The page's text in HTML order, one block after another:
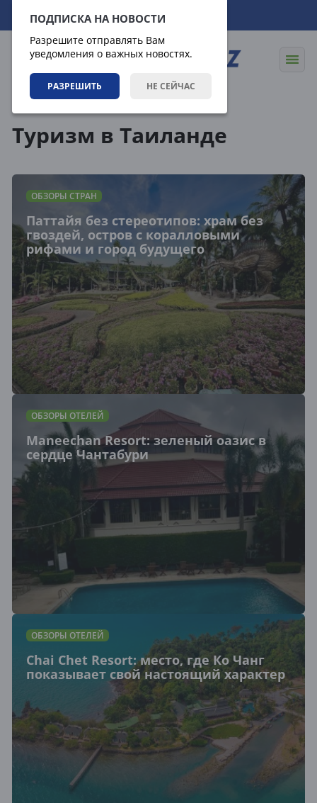
ПОДПИСКА НА НОВОСТИ
Разрешите отправлять Вам
уведомления о важных новостях.
РАЗРЕШИТЬ НЕ СЕЙЧАС
08.08.2026 02:10:27
Туризм в Таиланде
ОБЗОРЫ СТРАН
Паттайя без стереотипов: храм без
гвоздей, остров с коралловыми
рифами и город будущего
ОБЗОРЫ ОТЕЛЕЙ
Maneechan Resort: зеленый оазис в
сердце Чантабури
ОБЗОРЫ ОТЕЛЕЙ
Chai Chet Resort: место, где Ко Чанг
показывает свой настоящий характер